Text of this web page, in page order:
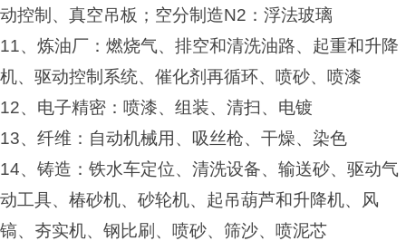
动控制、真空吊板；空分制造N2：浮法玻璃
11、炼油厂：燃烧气、排空和清洗油路、起重和升降
机、驱动控制系统、催化剂再循环、喷砂、喷漆
12、电子精密：喷漆、组装、清扫、电镀
13、纤维：自动机械用、吸丝枪、干燥、染色
14、铸造：铁水车定位、清洗设备、输送砂、驱动气
动工具、椿砂机、砂轮机、起吊葫芦和升降机、风
镐、夯实机、钢比刷、喷砂、筛沙、喷泥芯